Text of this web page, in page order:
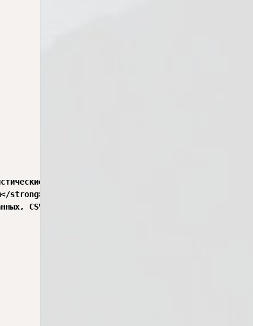
логические, текстовые, даты и времени.
которые позволяют группировать,
CSV-файлы, интернет-таблицы.</p>